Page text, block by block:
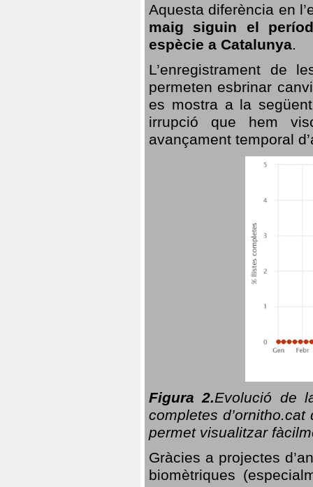
Aquesta diferència en
maig siguin el
espècie a Catalunya.
L’enregistrament de
permeten esbrinar
es mostra a la
irrupció que hem
avançament temporal
Figura 2.Evolució de
completes
permet visualitzar
Gràcies a projectes
biomètriques